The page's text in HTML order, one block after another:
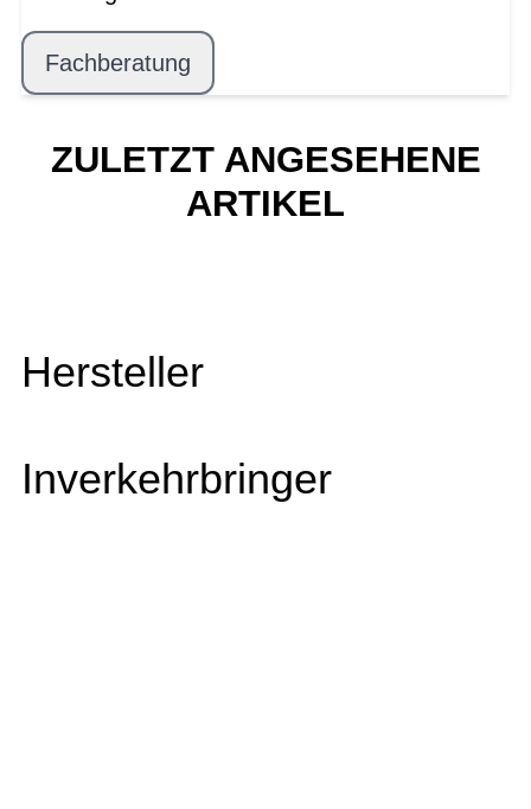
Fachberatung
ZULETZT ANGESEHENE
ARTIKEL
Hersteller
Inverkehrbringer